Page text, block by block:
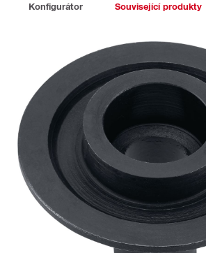
Konfigurátor Související produkty